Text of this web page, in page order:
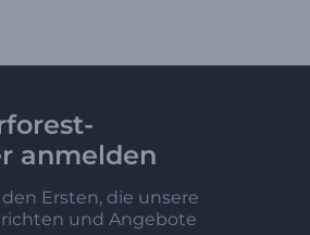
anmelden
Ersten, die unsere
und Angebote